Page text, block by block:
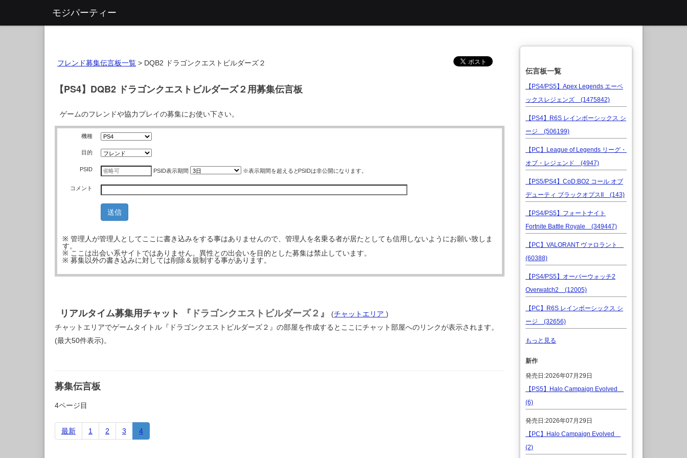
モジパーティー
フレンド募集伝言板一覧 > DQB2 ドラゴンクエストビルダーズ２
【PS4】DQB2 ドラゴンクエストビルダーズ２用募集伝言板
ゲームのフレンドや協力プレイの募集にお使い下さい。
機種
目的
PSID PSID表示期間 ※表示期間を超えるとPSIDは非公開になります。
コメント
※ 管理人が管理人としてここに書き込みをする事はありませんので、管理人を名乗る者が居たとしても信用しないようにお願い致しま
す。
※ ここは出会い系サイトではありません。異性との出会いを目的とした募集は禁止しています。
※ 募集以外の書き込みに対しては削除＆規制する事があります。
リアルタイム募集用チャット 『ドラゴンクエストビルダーズ２』 (チャットエリア )
チャットエリアでゲームタイトル『ドラゴンクエストビルダーズ２』の部屋を作成するとここにチャット部屋へのリンクが表示されます。
(最大50件表示)。
募集伝言板
4ページ目
最新 1 2 3 4
伝言板一覧
【PS4/PS5】Apex Legends エーペ
ックスレジェンズ (1475842)
【PS4】R6S レインボーシックス シ
ージ (506199)
【PC】League of Legends リーグ・
オブ・レジェンド (4947)
【PS5/PS4】CoD:BO2 コール オブ
デューティ ブラックオプスII (143)
【PS4/PS5】フォートナイト
Fortnite Battle Royale (349447)
【PC】VALORANT ヴァロラント
(60388)
【PS4/PS5】オーバーウォッチ2
Overwatch2 (12005)
【PC】R6S レインボーシックス シ
ージ (32656)
もっと見る
新作
発売日:2026年07月29日
【PS5】Halo Campaign Evolved
(6)
発売日:2026年07月29日
【PC】Halo Campaign Evolved
(2)